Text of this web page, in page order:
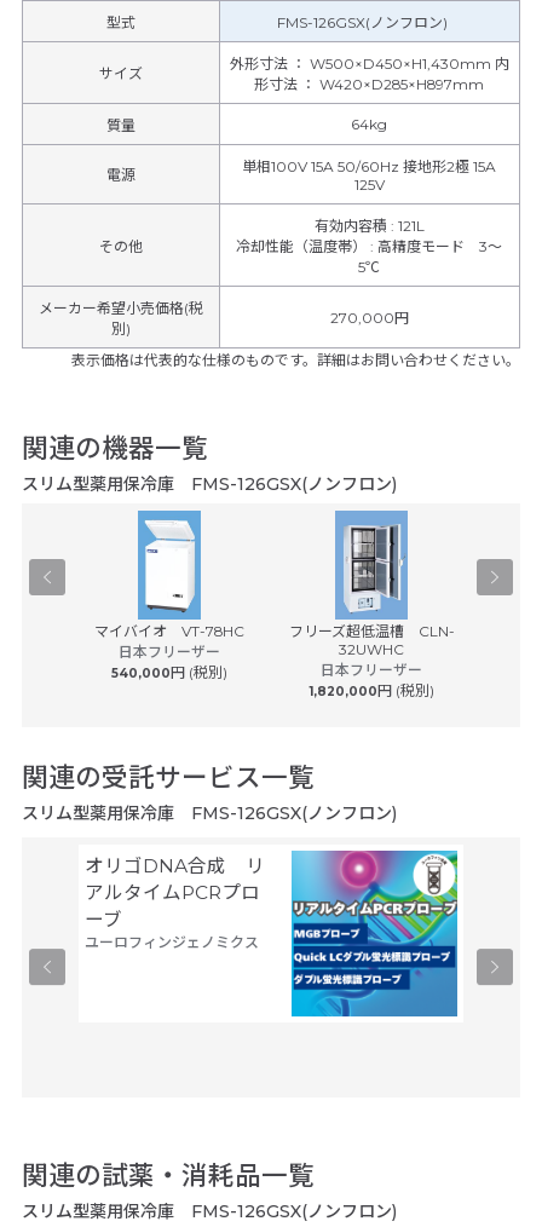
型式 FMS-126GSX(ノンフロン)
サイズ
外形寸法 ： W500×D450×H1,430mm 内
形寸法 ： W420×D285×H897mm
質量 64kg
電源
単相100V 15A 50/60Hz 接地形2極 15A
125V
その他
有効内容積 : 121L
冷却性能（温度帯）:高精度モード 3～
5℃
メーカー希望小売価格(税
別)
270,000円
表示価格は代表的な仕様のものです。詳細はお問い合わせください。
関連の機器一覧
スリム型薬用保冷庫 FMS-126GSX(ノンフロン)
マイバイオ VT-78HC
日本フリーザー
540,000円 (税別)
フリーズ超低温槽 CLN-
32UWHC
日本フリーザー
1,820,000円 (税別)
関連の受託サービス一覧
スリム型薬用保冷庫 FMS-126GSX(ノンフロン)
オリゴDNA合成 リ
アルタイムPCRプロ
ーブ
ユーロフィンジェノミクス
関連の試薬・消耗品一覧
スリム型薬用保冷庫 FMS-126GSX(ノンフロン)